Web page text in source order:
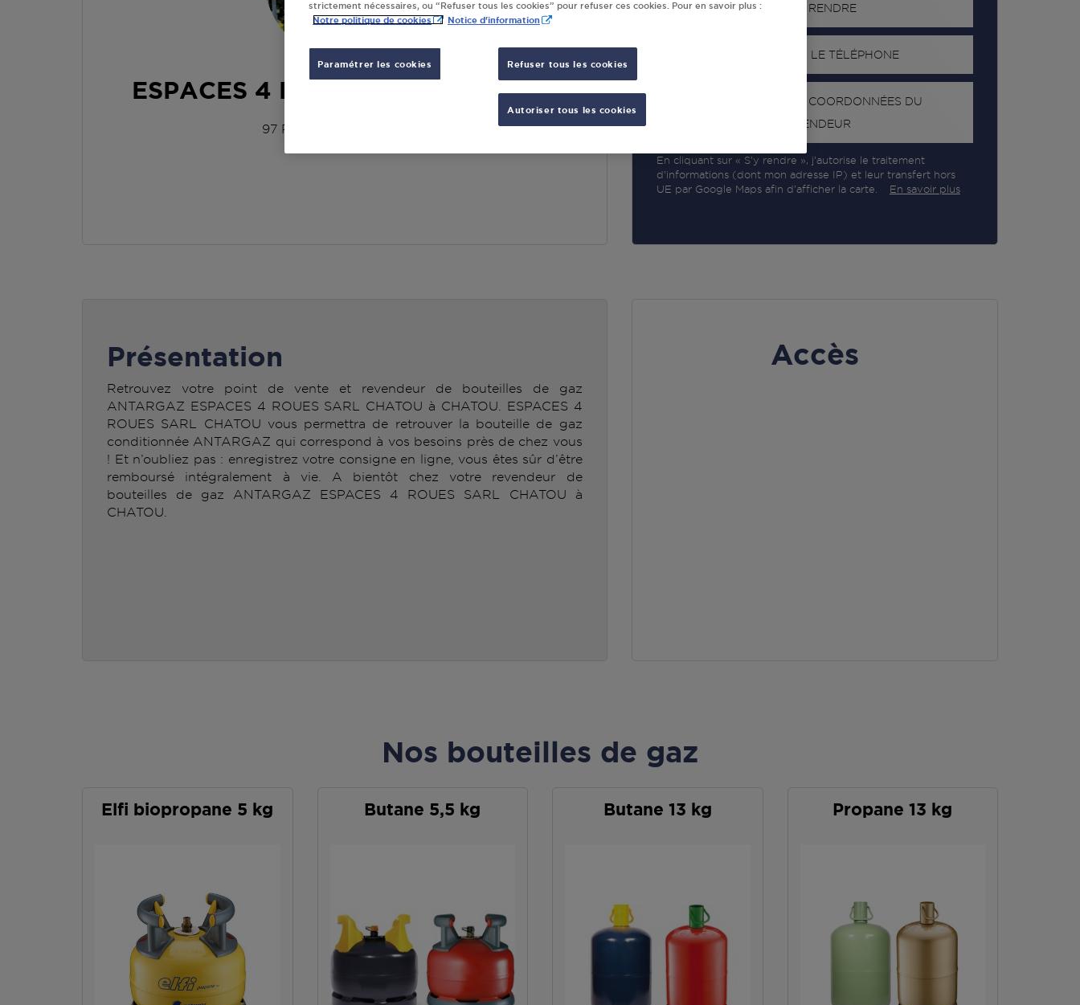
ESPACES 4 ROUES SARL CHATOU
97 ROUTE DES MAISONS
S'Y RENDRE
AFFICHER LE TÉLÉPHONE
RECEVOIR LES COORDONNÉES DU
REVENDEUR
En cliquant sur « S’y rendre », j’autorise le traitement
d’informations (dont mon adresse IP) et leur transfert hors
UE par Google Maps afin d’afficher la carte.
En savoir plus
Accès
Présentation
Retrouvez votre point de vente et revendeur de bouteilles de gaz
ANTARGAZ ESPACES 4 ROUES SARL CHATOU à CHATOU. ESPACES 4
ROUES SARL CHATOU vous permettra de retrouver la bouteille de gaz
conditionnée ANTARGAZ qui correspond à vos besoins près de chez vous
! Et n’oubliez pas : enregistrez votre consigne en ligne, vous êtes sûr d’être
remboursé intégralement à vie. A bientôt chez votre revendeur de
bouteilles de gaz ANTARGAZ ESPACES 4 ROUES SARL CHATOU à
CHATOU.
Nos bouteilles de gaz
Elfi biopropane 5 kg Butane 5,5 kg Butane 13 kg Propane 13 kg
strictement nécessaires, ou “Refuser tous les cookies” pour refuser ces cookies. Pour en savoir plus :
Notre politique de cookies Notice d'information
Paramétrer les cookies Refuser tous les cookies
Autoriser tous les cookies